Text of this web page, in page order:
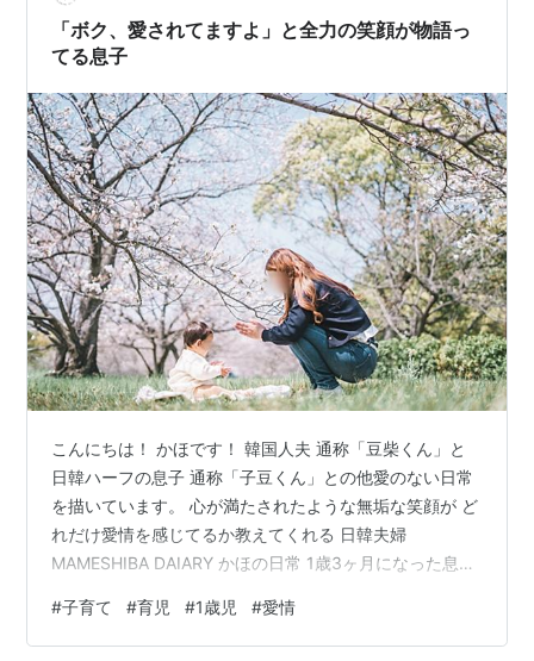
が、すべて同じ速さで育つわけ…
「ボク、愛されてますよ」と全力の笑顔が物語っ
てる息子
こんにちは！ かほです！ 韓国人夫 通称「豆柴くん」と
日韓ハーフの息子 通称「子豆くん」との他愛のない日常
を描いています。 心が満たされたような無垢な笑顔が ど
れだけ愛情を感じてるか教えてくれる 日韓夫婦
MAMESHIBA DAIARY かほの日常 1歳3ヶ月になった息子
に対してはもちろんのこと、保育園の先生やお友達、駐
車場の交通整理をしてくれている事務員さん、スーパー
#子育て #育児 #1歳児 #愛情